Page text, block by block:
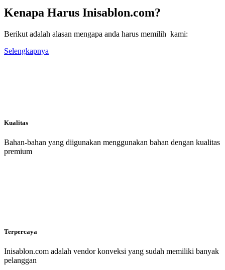
Kenapa Harus Inisablon.com?
Berikut adalah alasan mengapa anda harus memilih kami:
Selengkapnya
Kualitas
Bahan-bahan yang diigunakan menggunakan bahan dengan kualitas
premium
Terpercaya
Inisablon.com adalah vendor konveksi yang sudah memiliki banyak
pelanggan